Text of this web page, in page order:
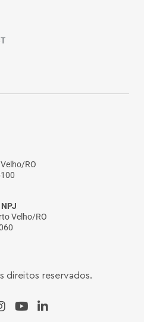
RO
Velho/RO
direitos reservados.